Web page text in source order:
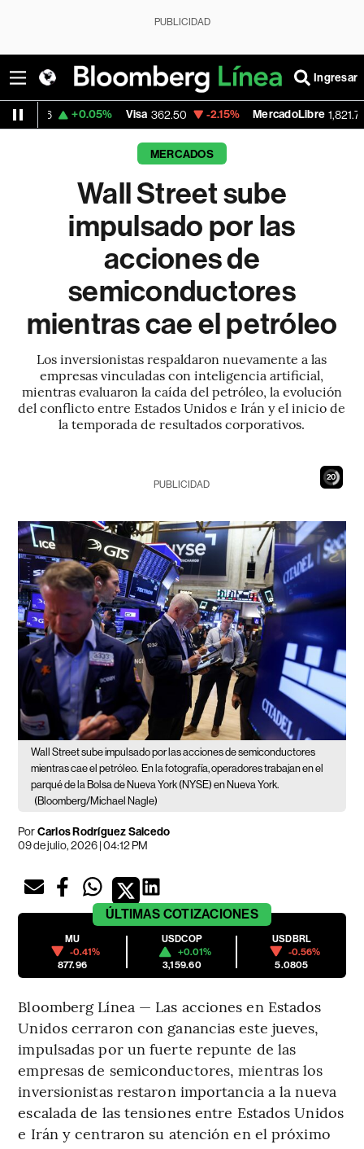
PUBLICIDAD
Ingresar
Visa 362.50 -2.15% MercadoLibre 1,821.795 -0.14%
MERCADOS
Wall Street sube
impulsado por las
acciones de
semiconductores
mientras cae el petróleo
Los inversionistas respaldaron nuevamente a las
empresas vinculadas con inteligencia artificial,
mientras evaluaron la caída del petróleo, la evolución
del conflicto entre Estados Unidos e Irán y el inicio de
la temporada de resultados corporativos.
18
PUBLICIDAD
Wall Street sube impulsado por las acciones de semiconductores
mientras cae el petróleo. En la fotografía, operadores trabajan en el
parqué de la Bolsa de Nueva York (NYSE) en Nueva York.
(Bloomberg/Michael Nagle)
PorCarlos Rodríguez Salcedo
09 de julio, 2026 | 04:12 PM
ÚLTIMAS COTIZACIONES
MU
-0.41%
877.96
USDCOP
+0.01%
3,159.60
USDBRL
-0.56%
5.0805
Bloomberg Línea — Las acciones en Estados
Unidos cerraron con ganancias este jueves,
impulsadas por un fuerte repunte de las
empresas de semiconductores, mientras los
inversionistas restaron importancia a la nueva
escalada de las tensiones entre Estados Unidos
e Irán y centraron su atención en el próximo